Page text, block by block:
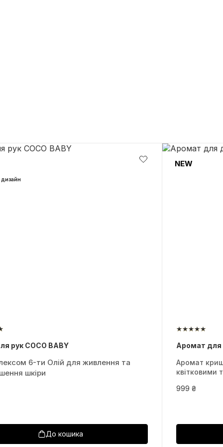
дизайн
рук COCO BABY
6-ти Олій для живлення та
шкіри
До кошика
NEW
Аромат для
Аромат
квітковими
999 ₴